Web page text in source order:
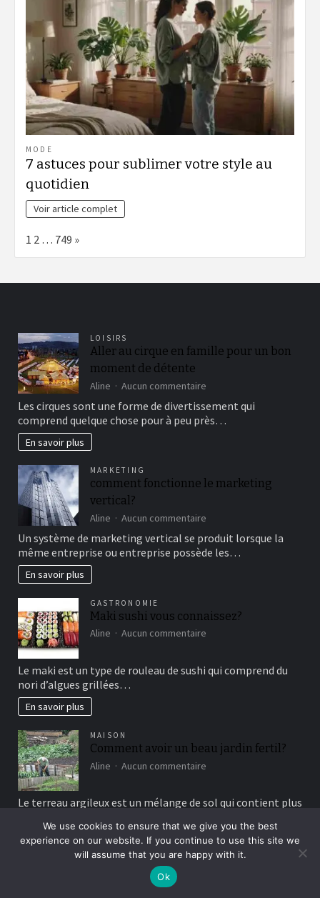
MODE
7 astuces pour sublimer votre style au
quotidien
Voir article complet
Page:
1 2 … 749 Next
»
LOISIRS
Aller au cirque en famille pour un bon
moment de détente
Aline Aucun commentaire
au
cirque
bon
Les cirques sont une forme de divertissement qui
comprend quelque chose pour à peu près…
En savoir plus
MARKETING
comment fonctionne le marketing
vertical?
Aline Aucun commentaire
fonctionne
le
Un système de marketing vertical se produit lorsque la
même entreprise ou entreprise possède les…
En savoir plus
GASTRONOMIE
Maki sushi vous connaissez?
Aline Aucun commentaire
vous
Le maki est un type de rouleau de sushi qui comprend du
nori d’algues grillées…
En savoir plus
MAISON
Comment avoir un beau jardin fertil?
Aline Aucun commentaire
un
jardin
fertil?
Le terreau argileux est un mélange de sol qui contient plus
En savoir plus
We use cookies to ensure that we give you the best
experience on our website. If you continue to use this site we
will assume that you are happy with it.
Ok